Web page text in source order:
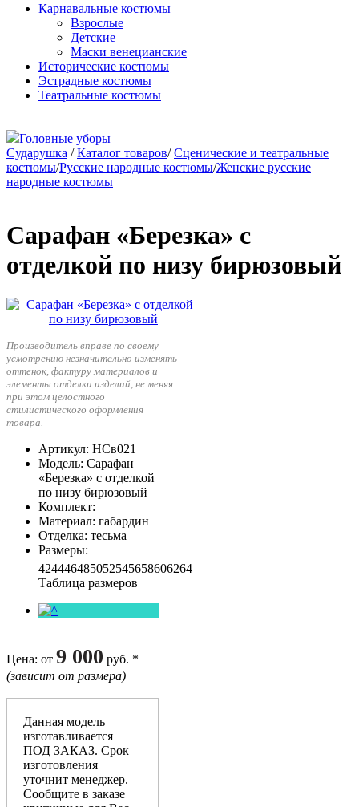
Карнавальные костюмы
Взрослые
Детские
Маски венецианские
Исторические костюмы
Эстрадные костюмы
Театральные костюмы
Головные уборы
Сударушка / Каталог товаров/ Сценические и театральные
костюмы/Русские народные костюмы/Женские русские
народные костюмы
Сарафан «Березка» с
отделкой по низу бирюзовый
Производитель вправе по своему
усмотрению незначительно изменять
оттенок, фактуру материалов и
элементы отделки изделий, не меняя
при этом целостного
стилистического оформления
товара.
Артикул: НСв021
Модель: Сарафан
«Березка» с отделкой
по низу бирюзовый
Комплект:
Материал: габардин
Отделка: тесьма
Размеры:
424446485052545658606264
Таблица размеров
Цена: от 9 000 руб. *
(зависит от размера)
Данная модель
изготавливается
ПОД ЗАКАЗ. Срок
изготовления
уточнит менеджер.
Сообщите в заказе